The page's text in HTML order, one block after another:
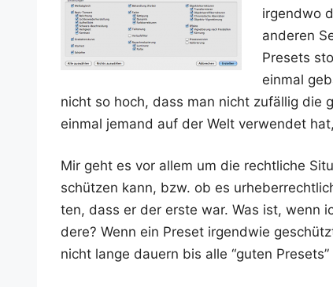
irgend­wo
ande­ren
Pre­sets
ein­mal
nicht so hoch, dass man nicht zufäl­lig die
ein­mal jemand auf der Welt ver­wen­det
Mir geht es vor allem um die recht­li­che
schüt­zen kann, bzw. ob es
ten, dass er der ers­te war. Was ist, wenn
de­re? Wenn ein Pre­set irgend­wie
nicht lan­ge dau­ern bis alle “guten